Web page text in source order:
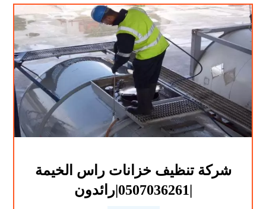
شركة تنظيف خزانات راس الخيمة
|0507036261|رائدون